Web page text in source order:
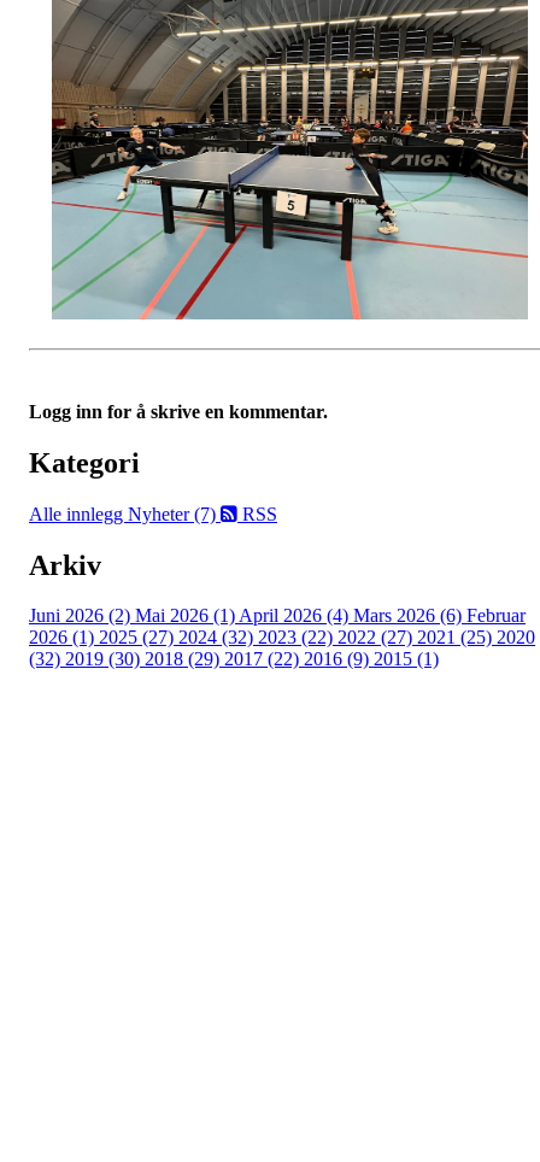
Logg inn for å skrive en kommentar.
Kategori
Alle innlegg Nyheter (7) RSS
Arkiv
Juni 2026 (2) Mai 2026 (1)April 2026 (4) Mars 2026 (6) Februar
2026 (1) 2025 (27) 2024 (32) 2023 (22) 2022 (27) 2021 (25) 2020
(32) 2019 (30) 2018 (29) 2017 (22) 2016 (9) 2015 (1)